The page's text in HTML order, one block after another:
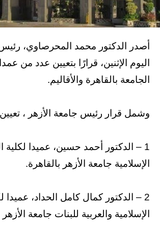
أصدر الدكتور محمد المحرصاوي، رئيس
اليوم الإثنين، قرارًا بتعيين عدد من
الجامعة بالقاهرة والأقاليم.
وشمل قرار رئيس جامعة الأزهر ،
1 – الدكتور أحمد حسين، عميدا لكلية
الإسلامية جامعة الأزهر بالقاهرة.
2 – الدكتور كمال كامل الحداد، عميدا
الإسلامية والعربية للبنات جامعة